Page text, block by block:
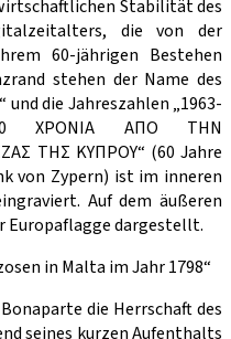
Stabilität des
die von der
60-jährigen Bestehen
stehen der Name des
die Jahreszahlen „1963-
ΧΡOΝΙΑ ΑΠO ΤΗΝ
ΤΗΣ ΚYΠΡΟΥ“ (60 Jahre
von Zypern) ist im inneren
Auf dem äußeren
Europaflagge dargestellt.
in Malta im Jahr 1798“
die Herrschaft des
seines kurzen Aufenthalts